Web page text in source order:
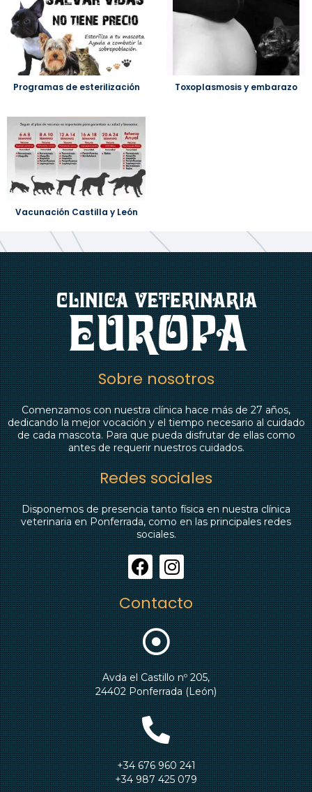
Programas de esterilización Toxoplasmosis y embarazo
Vacunación Castilla y León
Sobre nosotros
Comenzamos con nuestra clínica hace más de 27 años,
dedicando la mejor vocación y el tiempo necesario al cuidado
de cada mascota. Para que pueda disfrutar de ellas como
antes de requerir nuestros cuidados.
Redes sociales
Disponemos de presencia tanto física en nuestra clínica
veterinaria en Ponferrada, como en las principales redes
sociales.
Contacto
Avda el Castillo nº 205,
24402 Ponferrada (León)
+34 676 960 241
+34 987 425 079